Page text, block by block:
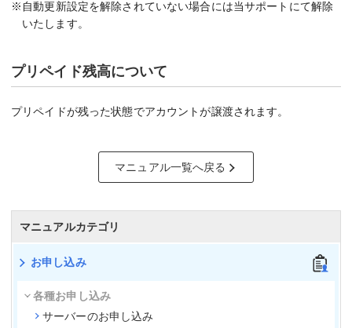
※自動更新設定を解除されていない場合には当サポートにて解除
いたします。
プリペイド残高について
プリペイドが残った状態でアカウントが譲渡されます。
マニュアル一覧へ戻る
マニュアルカテゴリ
お申し込み
各種お申し込み
サーバーのお申し込み